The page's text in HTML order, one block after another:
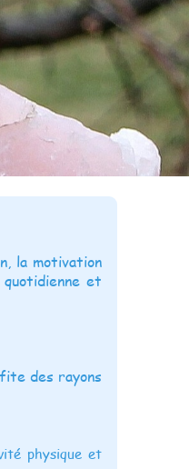
la motivation
et
des rayons
physique et